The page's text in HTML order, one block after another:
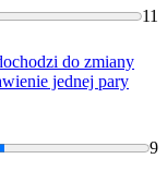
11
do zmiany
jednej pary
9